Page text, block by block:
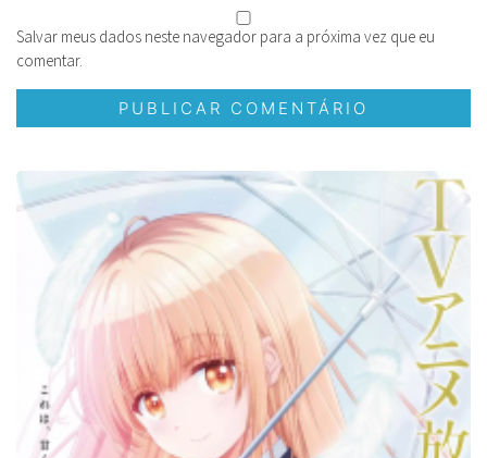
Salvar meus dados neste navegador para a próxima vez que eu
comentar.